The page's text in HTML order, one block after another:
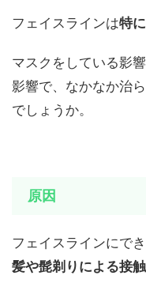
フェイスラインは特
マスクをしている影
影響で、なかなか治
でしょうか。
原因
フェイスラインにで
髪や髭剃りによる接触